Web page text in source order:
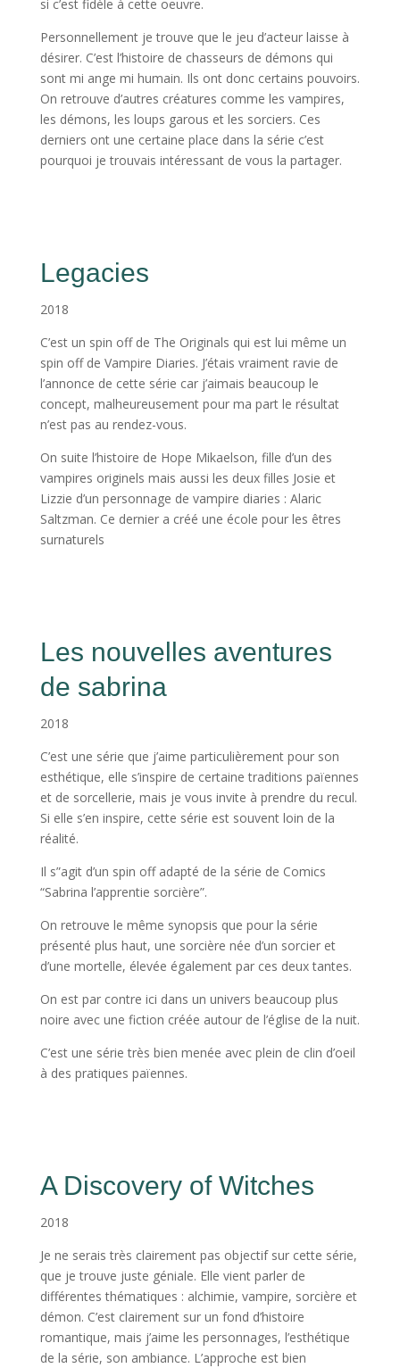
si c’est fidèle à cette oeuvre.
Personnellement je trouve que le jeu d’acteur laisse à
désirer. C’est l’histoire de chasseurs de démons qui
sont mi ange mi humain. Ils ont donc certains pouvoirs.
On retrouve d’autres créatures comme les vampires,
les démons, les loups garous et les sorciers. Ces
derniers ont une certaine place dans la série c’est
pourquoi je trouvais intéressant de vous la partager.
Legacies
2018
C’est un spin off de The Originals qui est lui même un
spin off de Vampire Diaries. J’étais vraiment ravie de
l’annonce de cette série car j’aimais beaucoup le
concept, malheureusement pour ma part le résultat
n’est pas au rendez-vous.
On suite l’histoire de Hope Mikaelson, fille d’un des
vampires originels mais aussi les deux filles Josie et
Lizzie d’un personnage de vampire diaries : Alaric
Saltzman. Ce dernier a créé une école pour les êtres
surnaturels
Les nouvelles aventures
de sabrina
2018
C’est une série que j’aime particulièrement pour son
esthétique, elle s’inspire de certaine traditions païennes
et de sorcellerie, mais je vous invite à prendre du recul.
Si elle s’en inspire, cette série est souvent loin de la
réalité.
Il s”agit d’un spin off adapté de la série de Comics
“Sabrina l’apprentie sorcière”.
On retrouve le même synopsis que pour la série
présenté plus haut, une sorcière née d’un sorcier et
d’une mortelle, élevée également par ces deux tantes.
On est par contre ici dans un univers beaucoup plus
noire avec une fiction créée autour de l’église de la nuit.
C’est une série très bien menée avec plein de clin d’oeil
à des pratiques païennes.
A Discovery of Witches
2018
Je ne serais très clairement pas objectif sur cette série,
que je trouve juste géniale. Elle vient parler de
différentes thématiques : alchimie, vampire, sorcière et
démon. C’est clairement sur un fond d’histoire
romantique, mais j’aime les personnages, l’esthétique
de la série, son ambiance. L’approche est bien